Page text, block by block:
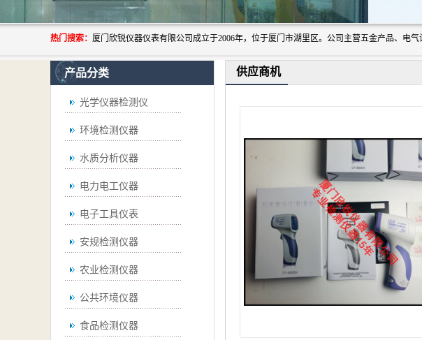
热门搜索：
产品分类
光学仪器检测仪
环境检测仪器
水质分析仪器
电力电工仪器
电子工具仪表
安规检测仪器
农业检测仪器
公共环境仪器
食品检测仪器
供应商机